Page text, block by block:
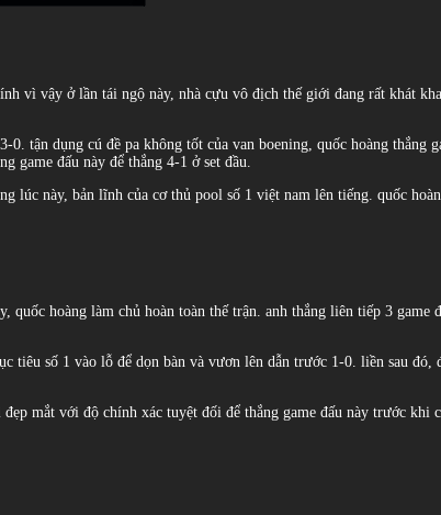
vì vậy ở lần tái ngộ này, nhà cựu vô địch thế giới đang rất khát
tận dụng cú đề pa không tốt của van boening, quốc hoàng thắng
game đấu này để thắng 4-1 ở set đầu.
này, bản lĩnh của cơ thủ pool số 1 việt nam lên tiếng. quốc
hoàng làm chủ hoàn toàn thế trận. anh thắng liên tiếp 3 game
số 1 vào lỗ để dọn bàn và vươn lên dẫn trước 1-0. liền sau
mắt với độ chính xác tuyệt đối để thắng game đấu này trước khi